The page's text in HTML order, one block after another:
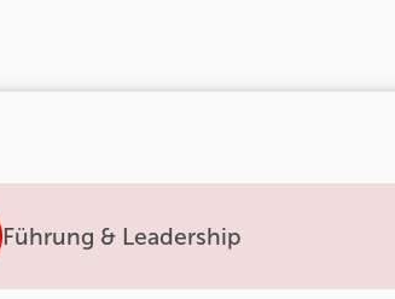
Führung & Leadership